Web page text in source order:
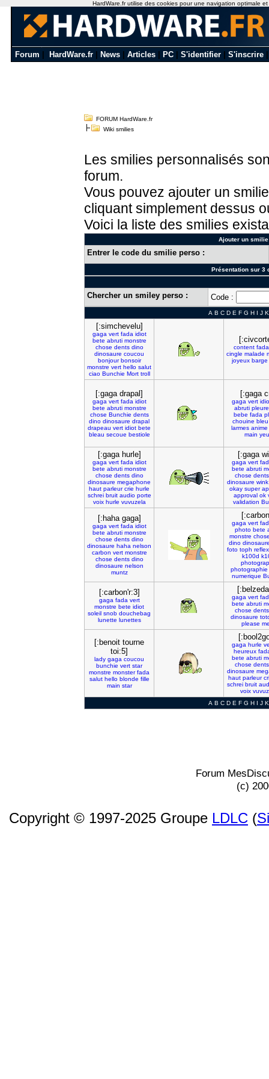
Forum HardWare.fr News Articles PC S'identifier S'inscrire
FORUM HardWare.fr
Wiki smilies
Les smilies personnalisés
forum.
Vous pouvez ajouter un
cliquant simplement dessus
Voici la liste des smilies
Ajouter un
Entrer le code du smilie perso :
Présentation sur 3
Chercher un smiley perso : Code :
A B C D E F G H I J K
[:simchevelu]
gaga vert fada idiot
bete abruti monstre
chose dents dino
dinosaure coucou
bonjour bonsoir
monstre vert hello salut
ciao Bunchie Mort troll
content fada
cingle malade
joyeux barge
[:gaga drapal]
gaga vert fada idiot
bete abruti monstre
chose Bunchie dents
dino dinosaure drapal
drapeau vert idiot bete
bleau secoue bestiole
[:gaga
gaga vert
abruti pleure
bebe fada
chouine bleu
larmes anime
main
[:gaga hurle]
gaga vert fada idiot
bete abruti monstre
chose dents dino
dinosaure megaphone
haut parleur crie hurle
schrei bruit audio porte
voix hurle vuvuzela
[:gaga
gaga vert
bete abruti
chose dents
dinosaure wink
okay super
approval ok
validation
[:haha gaga]
gaga vert fada idiot
bete abruti monstre
chose dents dino
dinosaure haha nelson
carbon vert monstre
chose dents dino
dinosaure nelson
muntz
gaga vert
photo bete
monstre
dino
foto toph reflex
k100d
photographie
numerique
[:carbon'r:3]
gaga fada vert
monstre bete idiot
soleil snob douchebag
lunette lunettes
gaga vert
bete abruti
chose dents
dinosaure
please
[:benoit tourne
toi:5]
lady gaga coucou
bunchie vert star
monstre monster fada
salut hello blonde fille
main star
gaga hurle
heureux
bete abruti
chose dents
dinosaure
haut parleur
schrei bruit
voix
A B C D E F G H I J K
Forum
(c)
Copyright © 1997-2025 Groupe LDLC (
HardWare.fr utilise des cookies pour une navigation optimale